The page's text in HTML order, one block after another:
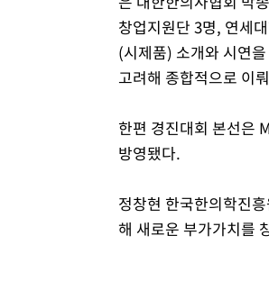
창업지원단 3명, 연세
(시제품) 소개와 시연
고려해 종합적으로 이
한편 경진대회 본선은
방영됐다.
정창현 한국한의학진
해 새로운 부가가치를